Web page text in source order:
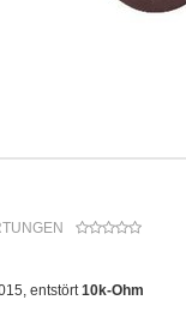
entstört10k-Ohm